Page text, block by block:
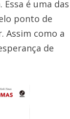
é uma das
ponto de
Assim como a
de